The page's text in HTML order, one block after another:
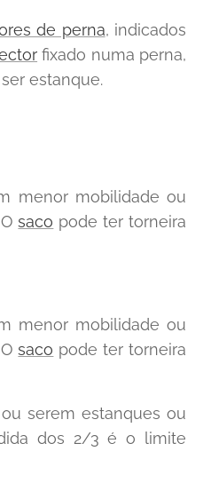
de perna, indicados
fixado numa perna,
estanque.
menor mobilidade ou
Osaco pode ter torneira
menor mobilidade ou
Osaco pode ter torneira
serem estanques ou
dos 2/3 é o limite